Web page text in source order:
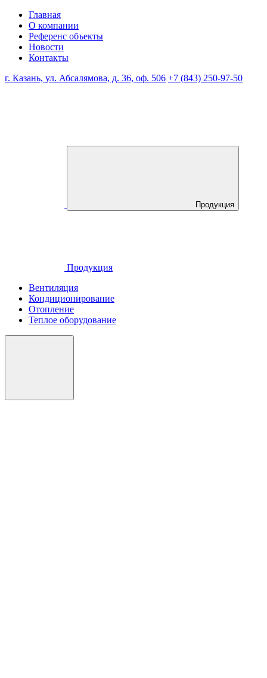
Главная
О компании
Референс объекты
Новости
Контакты
г. Казань, ул. Абсалямова, д. 36, оф. 506 +7 (843) 250-97-50
Продукция
Продукция
Вентиляция
Кондиционирование
Отопление
Теплое оборудование